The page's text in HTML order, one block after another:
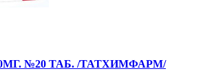
№20 ТАБ. /ТАТХИМФАРМ/